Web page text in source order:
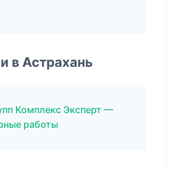
в Астрахань
Комплекс Эксперт —
работы